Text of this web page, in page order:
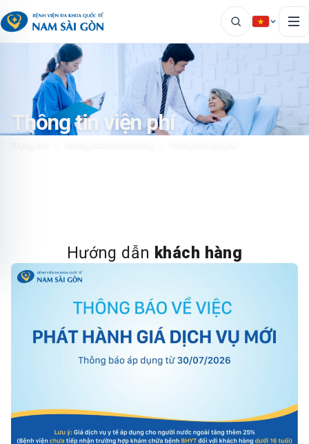
Thông tin viện phí
Hướng dẫn khách hàng